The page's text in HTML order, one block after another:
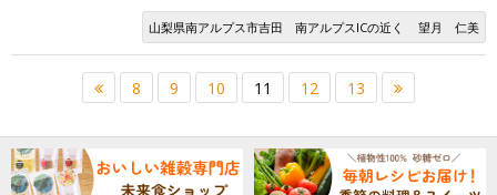
山梨県南アルプス市吉田 南アルプスICの近く 望月 仁美
8 9 10 11 12 13